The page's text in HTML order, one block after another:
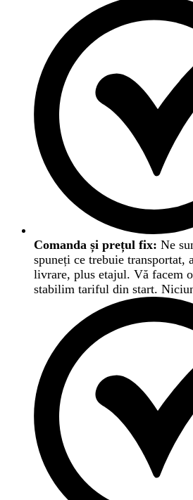
Comanda și prețul fix: Ne
spuneți ce trebuie transportat,
livrare, plus etajul. Vă facem
stabilim tariful din start.